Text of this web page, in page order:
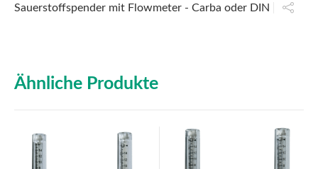
Sauerstoffspender mit Flowmeter - Carba oder DIN
Ähnliche Produkte